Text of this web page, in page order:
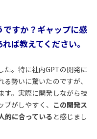
ですか？ギャップに感
ば教えてください。
た。特に社内GPTの開発に
勢いに驚いたのですが、
す。実際に開発しながら技
がしやすく、 この開発ス
的に合っている と感じまし